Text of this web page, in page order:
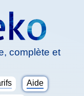
complète et
Aide